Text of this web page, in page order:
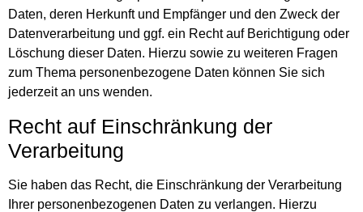
Daten, deren Herkunft und Empfänger und den Zweck der
Datenverarbeitung und ggf. ein Recht auf Berichtigung oder
Löschung dieser Daten. Hierzu sowie zu weiteren Fragen
zum Thema personenbezogene Daten können Sie sich
jederzeit an uns wenden.
Recht auf Einschränkung der
Verarbeitung
Sie haben das Recht, die Einschränkung der Verarbeitung
Ihrer personenbezogenen Daten zu verlangen. Hierzu